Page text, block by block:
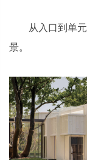
从入口到单
景。